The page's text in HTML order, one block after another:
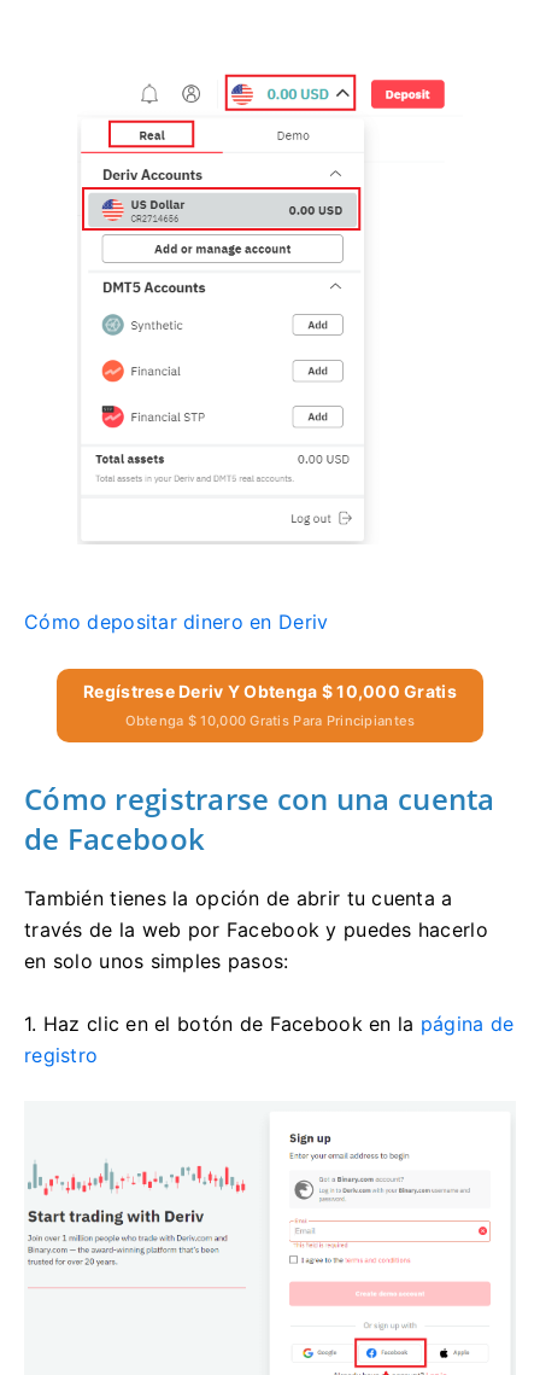
Cómo depositar dinero en Deriv
Regístrese Deriv Y Obtenga $ 10,000 Gratis
Obtenga $ 10,000 Gratis Para Principiantes
Cómo registrarse con una cuenta
de Facebook
También tienes la opción de abrir tu cuenta a
través de la web por Facebook y puedes hacerlo
en solo unos simples pasos:
1. Haz clic en el botón de Facebook en la página de
registro